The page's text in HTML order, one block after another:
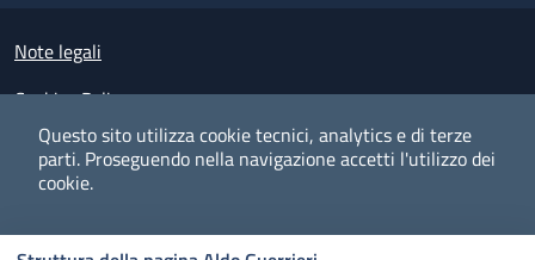
Questo sito utilizza cookie tecnici, analytics e di terze
parti. Proseguendo nella navigazione accetti l'utilizzo dei
cookie.
Small prints
Note legali
Cookies Policy
Policy privacy e protezione del dato personale
Albo pretorio on-line
Dichiarazione di accessibilità